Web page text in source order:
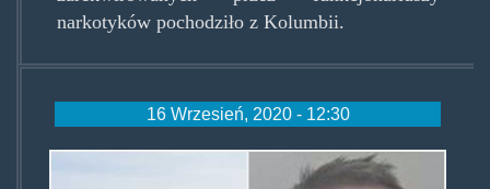
narkotyków pochodziło z Kolumbii.
16 Wrzesień, 2020 - 12:30
przedsiebiorca.jpg